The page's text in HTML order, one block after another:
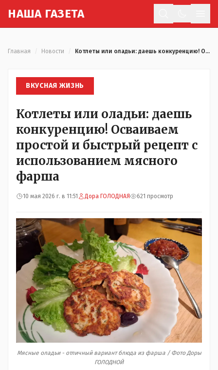
НАША ГАЗЕТА
Главная Новости Котлеты или оладьи: даешь конкуренцию! Осваиваем простой и быстрый рецепт с использованием мясного фарша
ВКУСНАЯ ЖИЗНЬ
Котлеты или оладьи: даешь
конкуренцию! Осваиваем
простой и быстрый рецепт с
использованием мясного
фарша
10 мая 2026 г. в 11:51 Дора ГОЛОДНАЯ 621 просмотр
Мясные оладьи - отличный вариант блюда из фарша / Фото Доры
ГОЛОДНОЙ